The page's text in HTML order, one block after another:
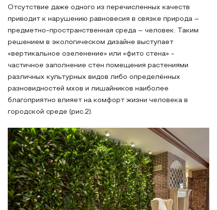
Отсутствие даже одного из перечисленных качеств
приводит к нарушению равновесия в связке природа –
предметно-пространственная среда – человек. Таким
решением в экологическом дизайне выступает
«вертикальное озеленение» или «фито стена» -
частичное заполнение стен помещения растениями
различных культурных видов либо определённых
разновидностей мхов и лишайников наиболее
благоприятно влияет на комфорт жизни человека в
городской среде (рис.2).